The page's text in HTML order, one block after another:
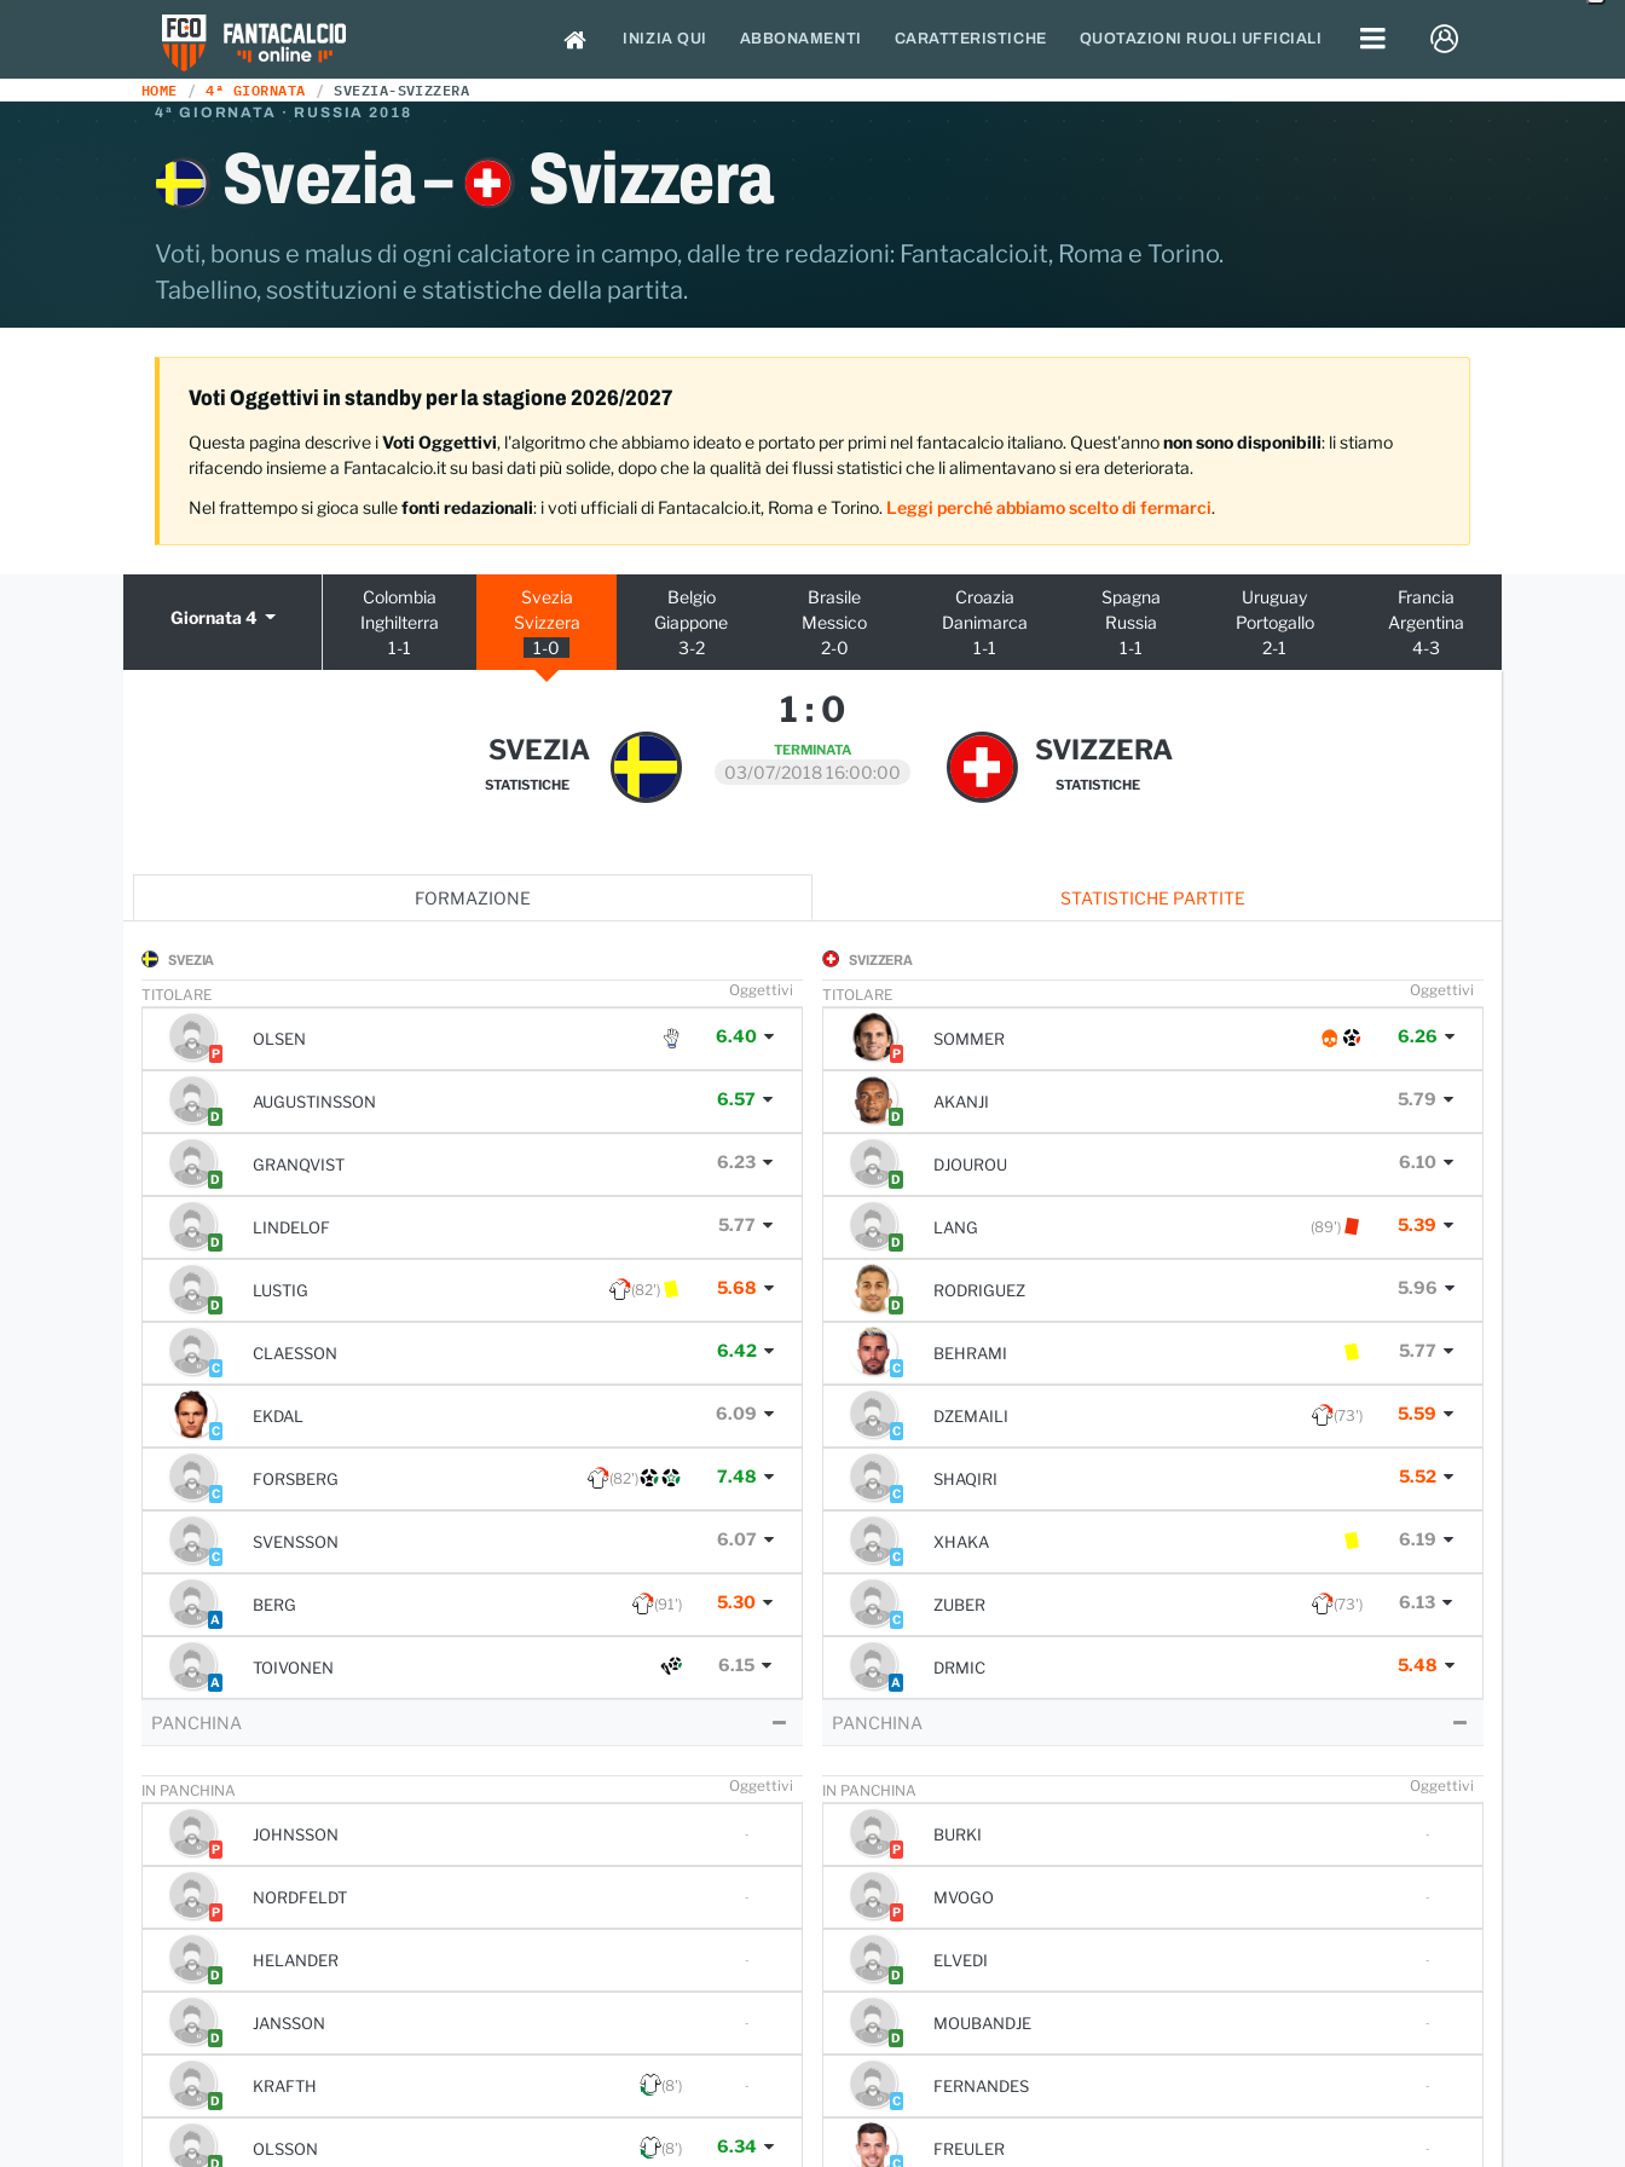
INIZIA QUI ABBONAMENTI CARATTERISTICHE QUOTAZIONI RUOLI UFFICIALI
HOME 4ª GIORNATA SVEZIA-SVIZZERA
4ª GIORNATA · RUSSIA 2018
Svezia – Svizzera
Voti, bonus e malus di ogni calciatore in campo, dalle tre redazioni: Fantacalcio.it, Roma e Torino.
Tabellino, sostituzioni e statistiche della partita.
Voti Oggettivi in standby per la stagione 2026/2027
Questa pagina descrive iVoti Oggettivi, l'algoritmo che abbiamo ideato e portato per primi nel fantacalcio italiano. Quest'annonon sono disponibili: li stiamo
rifacendo insieme a Fantacalcio.it su basi dati più solide, dopo che la qualità dei flussi statistici che li alimentavano si era deteriorata.
Nel frattempo si gioca sullefonti redazionali: i voti ufficiali di Fantacalcio.it, Roma e Torino. Leggi perché abbiamo scelto di fermarci.
Giornata 4
Colombia
Inghilterra
1-1
Svezia
Svizzera
1-0
Belgio
Giappone
3-2
Brasile
Messico
2-0
Croazia
Danimarca
1-1
Spagna
Russia
1-1
Uruguay
Portogallo
2-1
Francia
Argentina
4-3
SVEZIA
STATISTICHE
1 : 0
TERMINATA
03/07/2018 16:00:00
SVIZZERA
STATISTICHE
FORMAZIONE STATISTICHE PARTITE
SVEZIA
TITOLARE Oggettivi
P
OLSEN 6.40
D
AUGUSTINSSON 6.57
D
GRANQVIST 6.23
D
LINDELOF 5.77
D
LUSTIG (82') 5.68
C
CLAESSON 6.42
C
EKDAL 6.09
C
FORSBERG (82') 7.48
C
SVENSSON 6.07
A
BERG (91') 5.30
A
TOIVONEN 6.15
PANCHINA
IN PANCHINA Oggettivi
P
JOHNSSON -
P
NORDFELDT -
D
HELANDER -
D
JANSSON -
D
KRAFTH (8') -
D
OLSSON (8') 6.34
SVIZZERA
TITOLARE Oggettivi
P
SOMMER 6.26
D
AKANJI 5.79
D
DJOUROU 6.10
D
LANG (89') 5.39
D
RODRIGUEZ 5.96
C
BEHRAMI 5.77
C
DZEMAILI (73') 5.59
C
SHAQIRI 5.52
C
XHAKA 6.19
C
ZUBER (73') 6.13
A
DRMIC 5.48
PANCHINA
IN PANCHINA Oggettivi
P
BURKI -
P
MVOGO -
D
ELVEDI -
D
MOUBANDJE -
C
FERNANDES -
C
FREULER -